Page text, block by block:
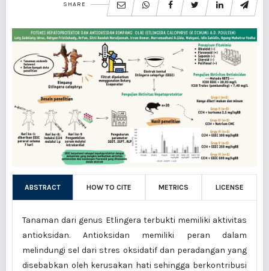
SHARE
ABSTRACT HOW TO CITE METRICS LICENSE
Tanaman dari genus Etlingera terbukti memiliki aktivitas
antioksidan. Antioksidan memiliki peran dalam
melindungi sel dari stres oksidatif dan peradangan yang
disebabkan oleh kerusakan hati sehingga berkontribusi